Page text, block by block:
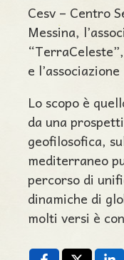
Cesv – Centro
Messina,
e
Lo scopo è
da una
geofilosofica,
mediterraneo
percorso di
dinamiche di
molti versi è